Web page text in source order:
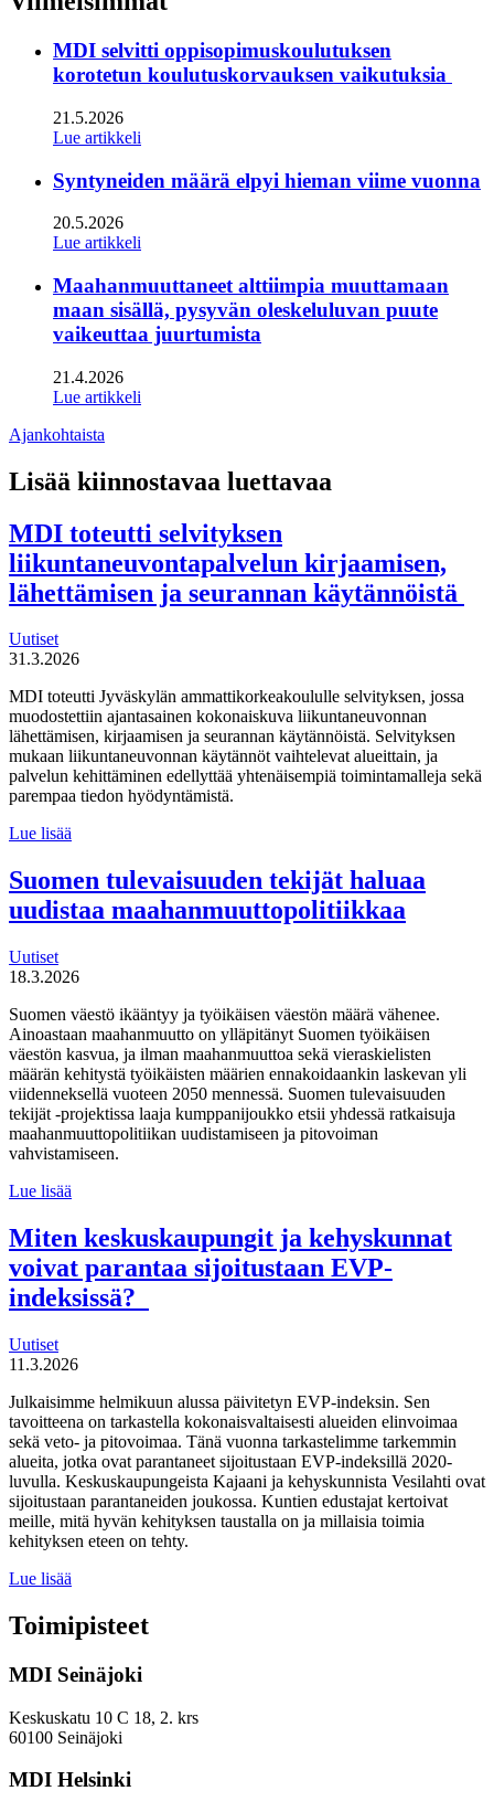
MDI selvitti oppisopimuskoulutuksen
korotetun koulutuskorvauksen vaikutuksia
21.5.2026
Lue artikkeli
Syntyneiden määrä elpyi hieman viime vuonna
20.5.2026
Lue artikkeli
Maahanmuuttaneet alttiimpia muuttamaan
maan sisällä, pysyvän oleskeluluvan puute
vaikeuttaa juurtumista
21.4.2026
Lue artikkeli
Ajankohtaista
Lisää kiinnostavaa luettavaa
MDI toteutti selvityksen
liikuntaneuvontapalvelun kirjaamisen,
lähettämisen ja seurannan käytännöistä
Uutiset
31.3.2026
MDI toteutti Jyväskylän ammattikorkeakoululle selvityksen, jossa
muodostettiin ajantasainen kokonaiskuva liikuntaneuvonnan
lähettämisen, kirjaamisen ja seurannan käytännöistä. Selvityksen
mukaan liikuntaneuvonnan käytännöt vaihtelevat alueittain, ja
palvelun kehittäminen edellyttää yhtenäisempiä toimintamalleja sekä
parempaa tiedon hyödyntämistä.
Lue lisää
liikuntaneuvontapalvelun
kirjaamisen,
lähettämisen
käytännöistä
Suomen tulevaisuuden tekijät haluaa
uudistaa maahanmuuttopolitiikkaa
Uutiset
18.3.2026
Suomen väestö ikääntyy ja työikäisen väestön määrä vähenee.
Ainoastaan maahanmuutto on ylläpitänyt Suomen työikäisen
väestön kasvua, ja ilman maahanmuuttoa sekä vieraskielisten
määrän kehitystä työikäisten määrien ennakoidaankin laskevan yli
viidenneksellä vuoteen 2050 mennessä. Suomen tulevaisuuden
tekijät -projektissa laaja kumppanijoukko etsii yhdessä ratkaisuja
maahanmuuttopolitiikan uudistamiseen ja pitovoiman
vahvistamiseen.
Lue lisää
tekijät haluaa
uudistaa
maahanmuuttopolitiikkaa
Miten keskuskaupungit ja kehyskunnat
voivat parantaa sijoitustaan EVP-
indeksissä?
Uutiset
11.3.2026
Julkaisimme helmikuun alussa päivitetyn EVP-indeksin. Sen
tavoitteena on tarkastella kokonaisvaltaisesti alueiden elinvoimaa
sekä veto- ja pitovoimaa. Tänä vuonna tarkastelimme tarkemmin
alueita, jotka ovat parantaneet sijoitustaan EVP-indeksillä 2020-
luvulla. Keskuskaupungeista Kajaani ja kehyskunnista Vesilahti ovat
sijoitustaan parantaneiden joukossa. Kuntien edustajat kertoivat
meille, mitä hyvän kehityksen taustalla on ja millaisia toimia
kehityksen eteen on tehty.
Lue lisää
ja
kehyskunnat
parantaa
EVP-
indeksissä?
Toimipisteet
MDI Seinäjoki
Keskuskatu 10 C 18, 2. krs
60100 Seinäjoki
MDI Helsinki